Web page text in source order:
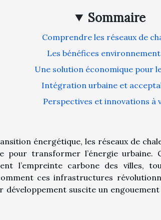
Sommaire
Comprendre les réseaux de
Les bénéfices
Une solution économique pour
Intégration urbaine et
Perspectives et innovations à
énergétique, les réseaux de
pour transformer l’énergie urbaine.
l’empreinte carbone des villes,
ces infrastructures
développement suscite un